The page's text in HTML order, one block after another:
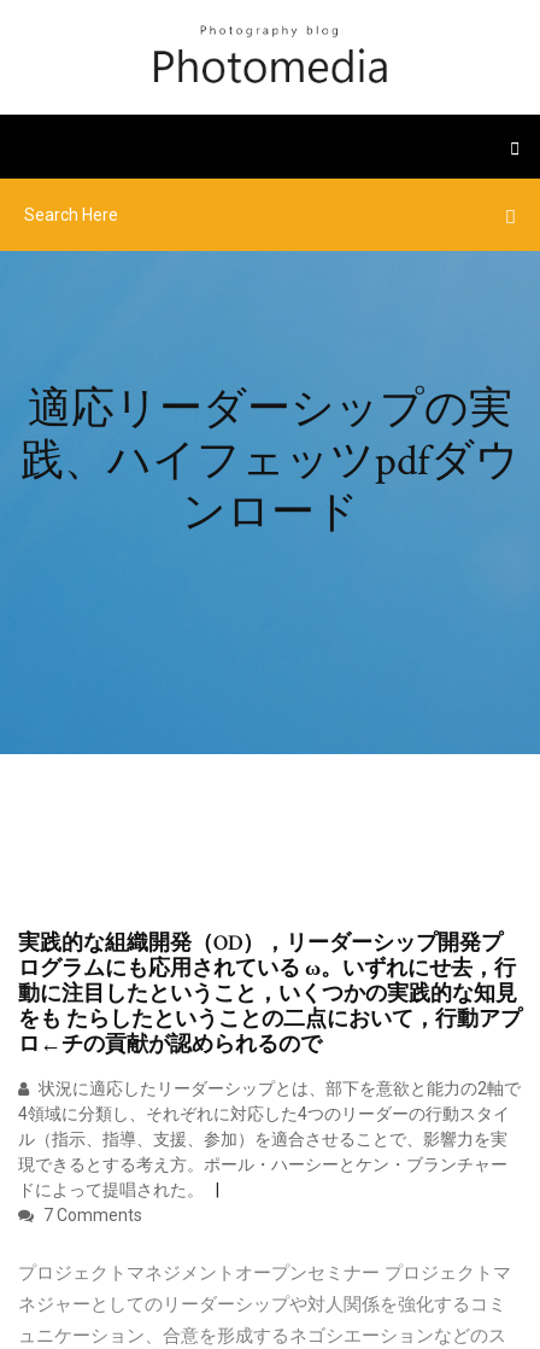
適応リーダーシップの実
践、ハイフェッツpdfダウ
ンロード
実践的な組織開発（OD），リーダーシップ開発プ
ログラムにも応用されている ω。いずれにせ去，行
動に注目したということ，いくつかの実践的な知見
をも たらしたということの二点において，行動アプ
ロ←チの貢献が認められるので
状況に適応したリーダーシップとは、部下を意欲と能力の2軸で
4領域に分類し、それぞれに対応した4つのリーダーの行動スタイ
ル（指示、指導、支援、参加）を適合させることで、影響力を実
現できるとする考え方。ポール・ハーシーとケン・ブランチャー
ドによって提唱された。
7 Comments
プロジェクトマネジメントオープンセミナー プロジェクトマ
ネジャーとしてのリーダーシップや対人関係を強化するコミ
ュニケーション、合意を形成するネゴシエーションなどのス